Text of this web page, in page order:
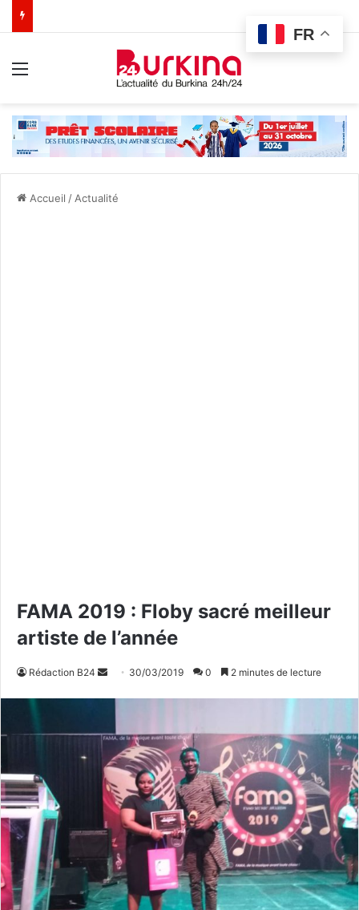
Accueil / Actualité
FAMA 2019 : Floby sacré meilleur
artiste de l’année
Rédaction B24
e
r
u
n
c
o
u
r
30/03/2019 0 2 minutes de lecture
FR